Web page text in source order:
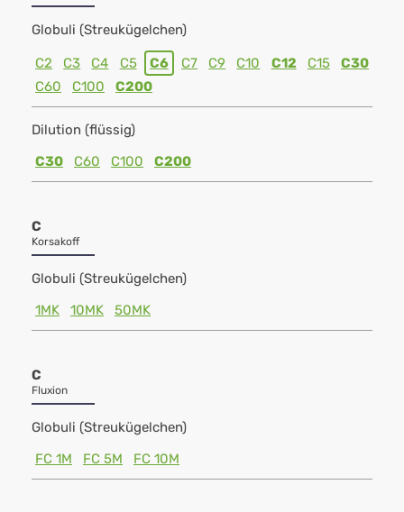
Globuli (Streukügelchen)
C2 C3 C4 C5 C6 C7 C9 C10 C12 C15
C30
C60
C100 C200
Dilution (flüssig)
C30
C60 C100 C200
C
Korsakoff
Globuli (Streukügelchen)
1MK
10MK 50MK
C
Fluxion
Globuli (Streukügelchen)
FC 1M
FC 5M FC 10M